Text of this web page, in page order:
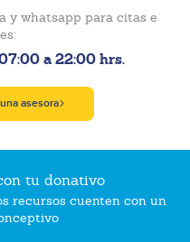
y whatsapp para citas e
a 22:00 hrs.
asesora
tu donativo
recursos cuenten con un